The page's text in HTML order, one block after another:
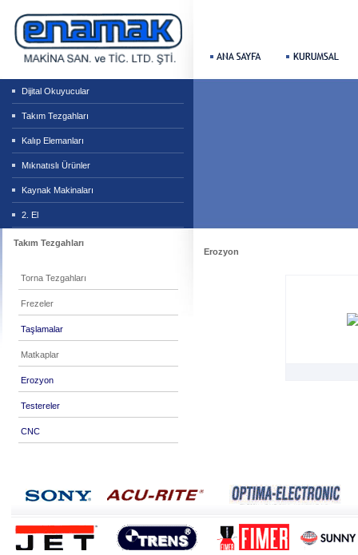
Dijital Okuyucular
Takım Tezgahları
Kalıp Elemanları
Mıknatıslı Ürünler
Kaynak Makinaları
2. El
Takım Tezgahları
Torna Tezgahları
Frezeler
Taşlamalar
Matkaplar
Erozyon
Testereler
CNC
Erozyon